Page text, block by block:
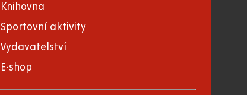
Knihovna
Sportovní aktivity
Vydavatelství
E-shop